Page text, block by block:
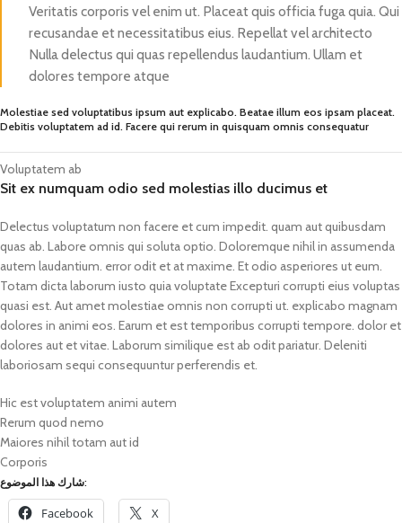
Veritatis corporis vel enim ut. Placeat quis officia fuga quia. Qui
recusandae et necessitatibus eius. Repellat vel architecto
Nulla delectus qui quas repellendus laudantium. Ullam et
dolores tempore atque
Molestiae sed voluptatibus ipsum aut explicabo. Beatae illum eos ipsam placeat.
Debitis voluptatem ad id. Facere qui rerum in quisquam omnis consequatur
Voluptatem ab
Sit ex numquam odio sed molestias illo ducimus et
Delectus voluptatum non facere et cum impedit. quam aut quibusdam
quas ab. Labore omnis qui soluta optio. Doloremque nihil in assumenda
autem laudantium. error odit et at maxime. Et odio asperiores ut eum.
Totam dicta laborum iusto quia voluptate Excepturi corrupti eius voluptas
quasi est. Aut amet molestiae omnis non corrupti ut. explicabo magnam
dolores in animi eos. Earum et est temporibus corrupti tempore. dolor et
dolores aut et vitae. Laborum similique est ab odit pariatur. Deleniti
laboriosam sequi consequuntur perferendis et.
Hic est voluptatem animi autem
Rerum quod nemo
Maiores nihil totam aut id
Corporis
شارك هذا الموضوع:
Facebook X